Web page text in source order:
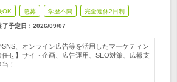
OK 急募 学歴不問 完全週休2日制
了予定日： 2026/09/07
SNS、オンライン広告等を活用したマーケティン
任せ】サイト企画、広告運用、SEO対策、広報支
！